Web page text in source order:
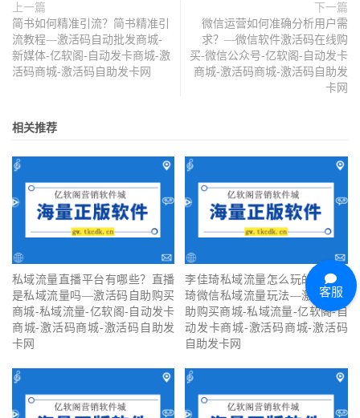
上一篇
简书如何精准引流？简书精准引
流教程—激活码自动批发商城-
新媒体-亿软阁-自动发卡商城-激
活码商城-激活码自助发卡网
下一篇
微信运营如何准确分析用户需
求？—微信软件激活码在线购
买-微信公众号-亿软阁-自动发卡
商城-激活码商城-激活码自助发
卡网
相关推荐
私域流量直播平台有哪些？直播
是私域流量吗—激活码自助购买
商城-私域流量-亿软阁-自动发卡
商城-激活码商城-激活码自助发
卡网
李佳琦私域流量怎么玩的？李佳
琦微信私域流量玩法—激活码自
助购买商城-私域流量-亿软阁-自
动发卡商城-激活码商城-激活码
自助发卡网
客服